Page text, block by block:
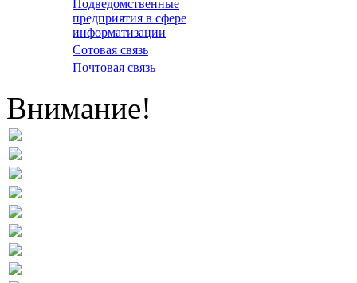
Подведомственные
предприятия в сфере
информатизации
Сотовая связь
Почтовая связь
Внимание!